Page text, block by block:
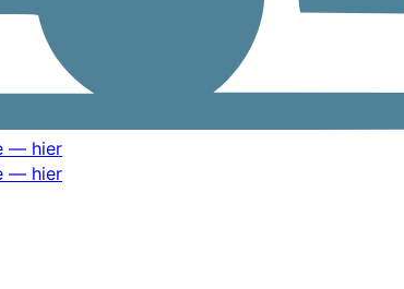
— hier
— hier